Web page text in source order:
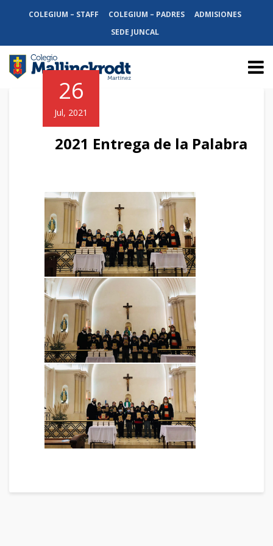
COLEGIUM – STAFF COLEGIUM – PADRES
ADMISIONES
SEDE JUNCAL
26
Jul, 2021
2021 Entrega de la Palabra